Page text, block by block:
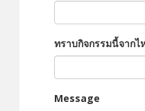
ทราบกิจกรรมนี้จากไ
Message